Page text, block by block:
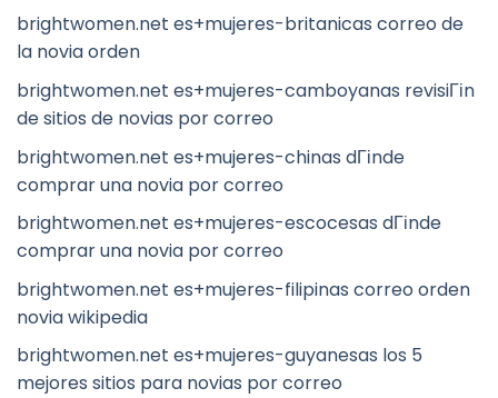
brightwomen.net es+mujeres-britanicas correo de
la novia orden
brightwomen.net es+mujeres-camboyanas revisiГіn
de sitios de novias por correo
brightwomen.net es+mujeres-chinas dГіnde
comprar una novia por correo
brightwomen.net es+mujeres-escocesas dГіnde
comprar una novia por correo
brightwomen.net es+mujeres-filipinas correo orden
novia wikipedia
brightwomen.net es+mujeres-guyanesas los 5
mejores sitios para novias por correo